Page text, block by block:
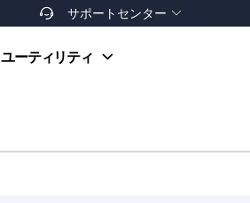
 サポートセンター 
お支払い方法
ユーティリティ